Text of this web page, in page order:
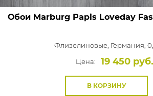
Обои Marburg Papis Loveday
Флизелиновые, Германия,
Цена:
19 450 руб.
В КОРЗИНУ